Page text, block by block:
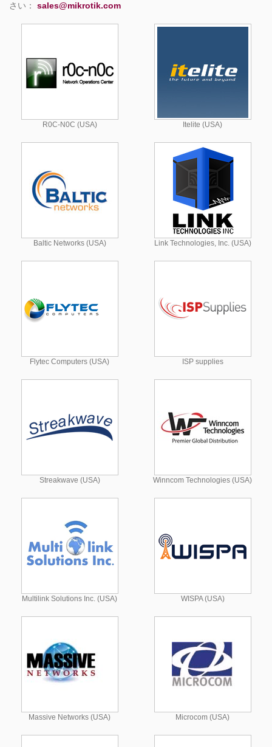
さい： sales@mikrotik.com
R0C-N0C (USA) Itelite (USA)
Baltic Networks (USA) Link Technologies, Inc. (USA)
Flytec Computers (USA) ISP supplies
Streakwave (USA) Winncom Technologies (USA)
Multilink Solutions Inc. (USA) WISPA (USA)
Massive Networks (USA) Microcom (USA)